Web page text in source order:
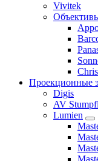
Vivitek
Проекционные
Digis
AV Stumpfl
Lumien